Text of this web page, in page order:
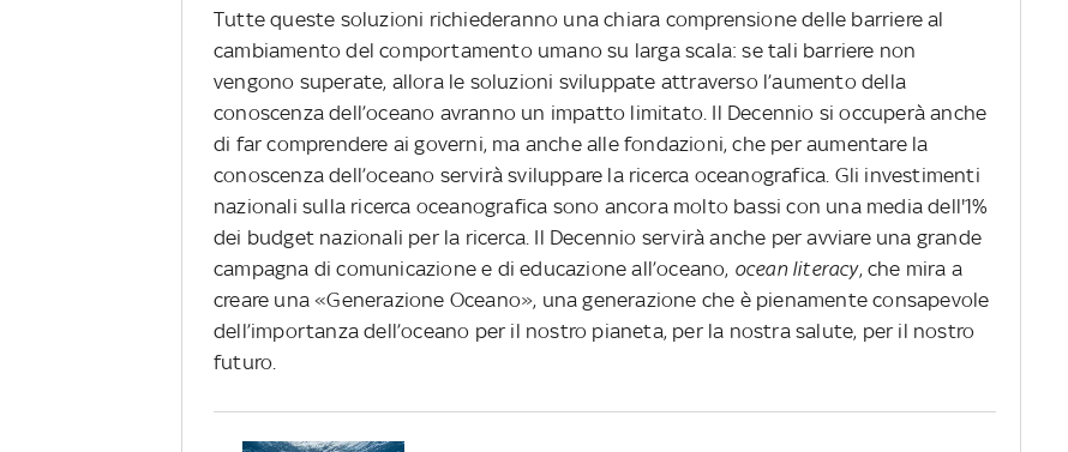
Tutte queste soluzioni richiederanno una chiara comprensione delle barriere al
cambiamento del comportamento umano su larga scala: se tali barriere non
vengono superate, allora le soluzioni sviluppate attraverso l’aumento della
conoscenza dell’oceano avranno un impatto limitato. Il Decennio si occuperà anche
di far comprendere ai governi, ma anche alle fondazioni, che per aumentare la
conoscenza dell’oceano servirà sviluppare la ricerca oceanografica. Gli investimenti
nazionali sulla ricerca oceanografica sono ancora molto bassi con una media dell'1%
dei budget nazionali per la ricerca. Il Decennio servirà anche per avviare una grande
campagna di comunicazione e di educazione all’oceano, ocean literacy, che mira a
creare una «Generazione Oceano», una generazione che è pienamente consapevole
dell’importanza dell’oceano per il nostro pianeta, per la nostra salute, per il nostro
futuro.